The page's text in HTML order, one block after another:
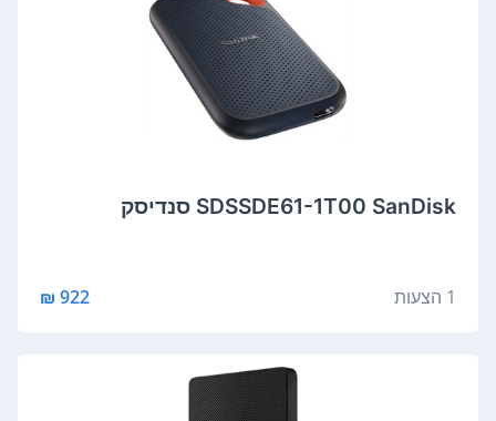
SDSSDE61-1T00 SanDisk סנדיסק
1 הצעות 922 ₪